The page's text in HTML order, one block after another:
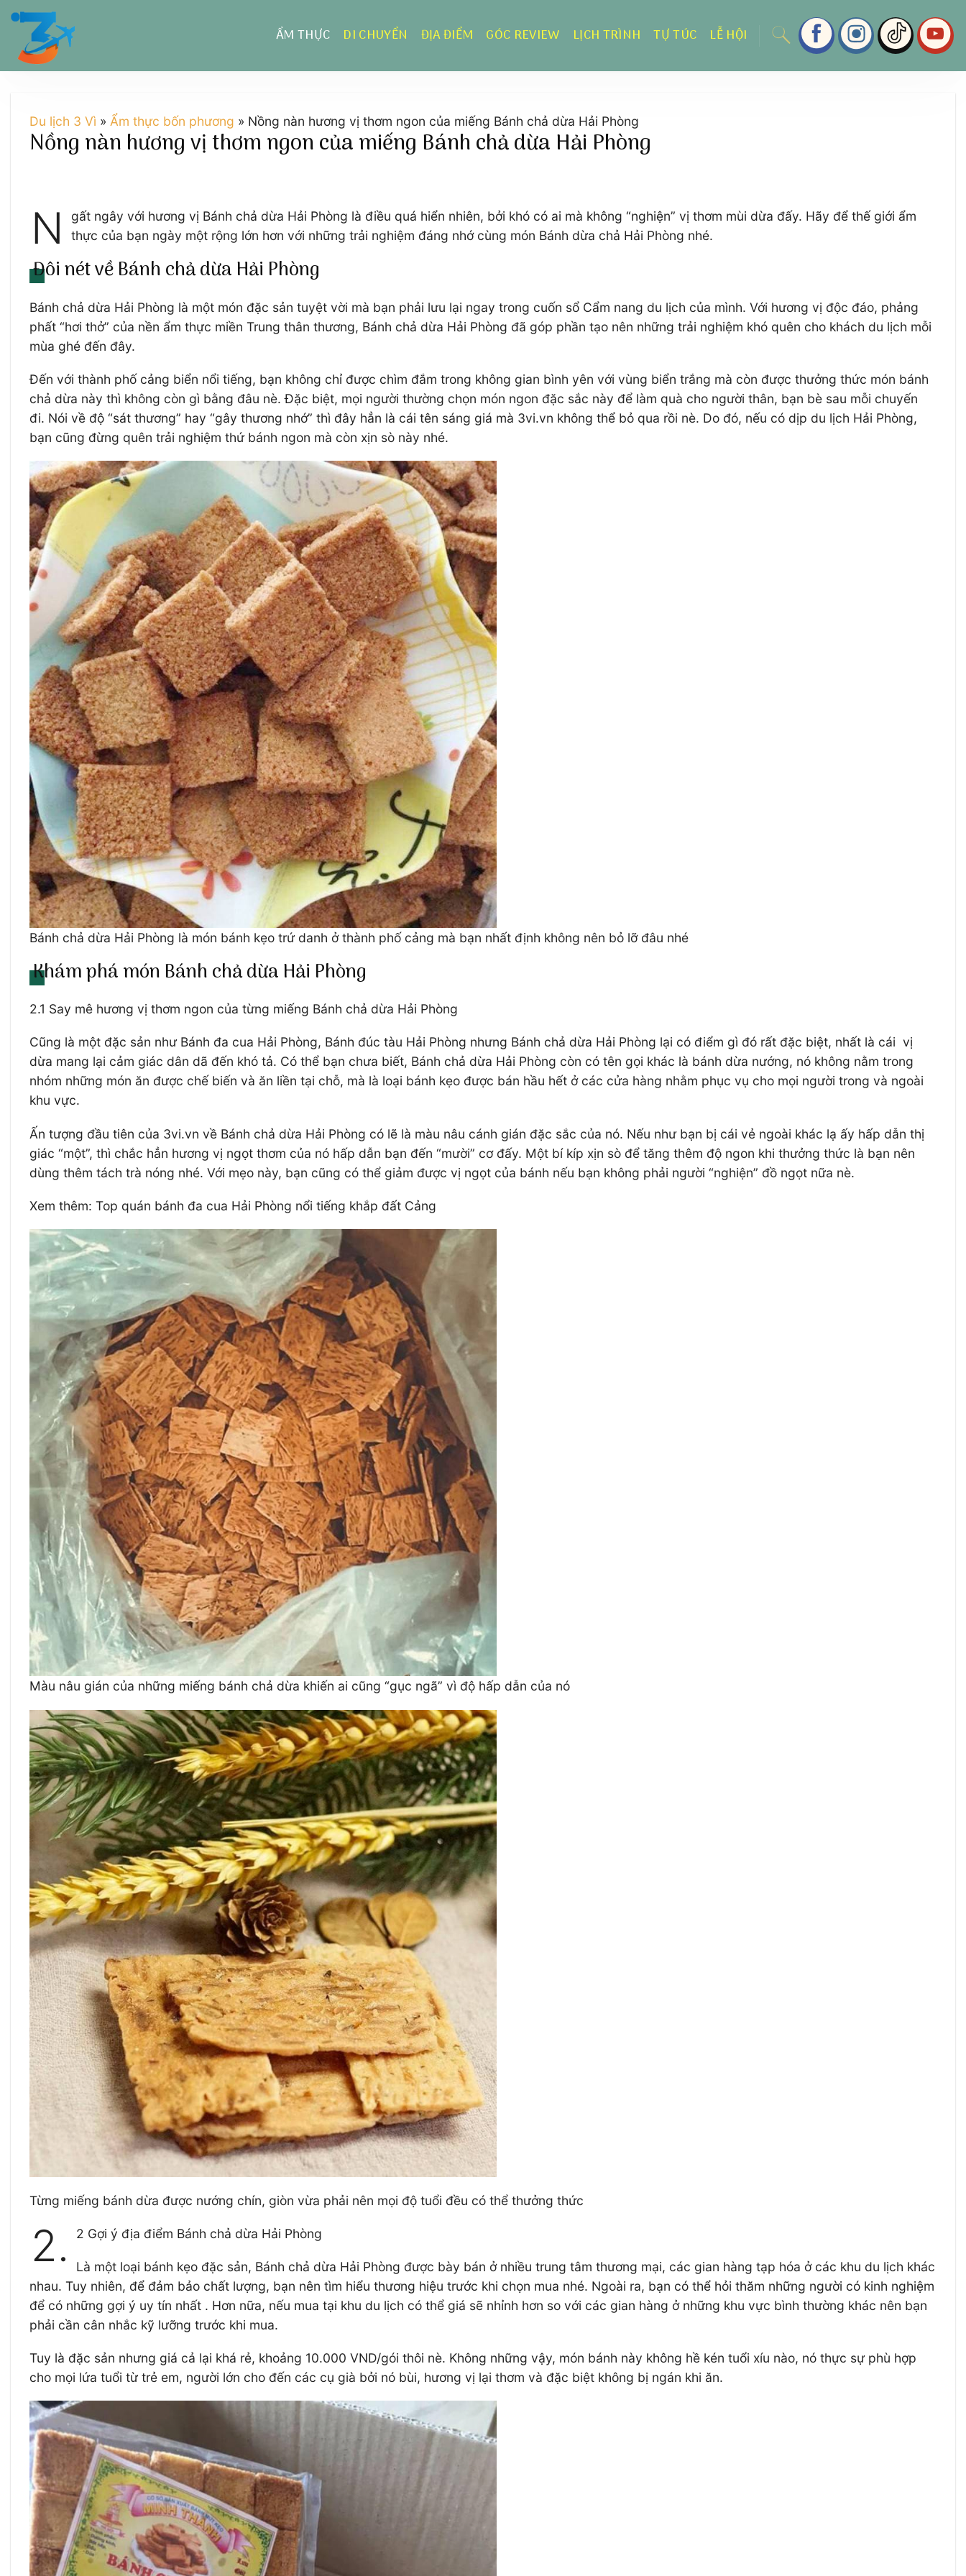
Chuyển
dung
ẨM THỰC DI CHUYỂN ĐỊA ĐIỂM GÓC REVIEW LỊCH TRÌNH TỰ TÚC LỄ HỘI
Du lịch 3 Vì » Ẩm thực bốn phương » Nồng nàn hương vị thơm ngon của miếng Bánh chả dừa Hải Phòng
Nồng nàn hương vị thơm ngon của miếng Bánh chả dừa Hải Phòng
N
gất ngây với hương vị Bánh chả dừa Hải Phòng là điều quá hiển nhiên, bởi khó có ai mà không “nghiện” vị thơm mùi dừa đấy. Hãy để thế giới ẩm
thực của bạn ngày một rộng lớn hơn với những trải nghiệm đáng nhớ cùng món Bánh dừa chả Hải Phòng nhé.
Đôi nét về Bánh chả dừa Hải Phòng
Bánh chả dừa Hải Phòng là một món đặc sản tuyệt vời mà bạn phải lưu lại ngay trong cuốn sổ Cẩm nang du lịch của mình. Với hương vị độc đáo, phảng
phất “hơi thở” của nền ẩm thực miền Trung thân thương, Bánh chả dừa Hải Phòng đã góp phần tạo nên những trải nghiệm khó quên cho khách du lịch mỗi
mùa ghé đến đây.
Đến với thành phố cảng biển nổi tiếng, bạn không chỉ được chìm đắm trong không gian bình yên với vùng biển trắng mà còn được thưởng thức món bánh
chả dừa này thì không còn gì bằng đâu nè. Đặc biệt, mọi người thường chọn món ngon đặc sắc này để làm quà cho người thân, bạn bè sau mỗi chuyến
đi. Nói về độ “sát thương” hay “gây thương nhớ” thì đây hẳn là cái tên sáng giá mà 3vi.vn không thể bỏ qua rồi nè. Do đó, nếu có dịp du lịch Hải Phòng,
bạn cũng đừng quên trải nghiệm thứ bánh ngon mà còn xịn sò này nhé.
Bánh chả dừa Hải Phòng là món bánh kẹo trứ danh ở thành phố cảng mà bạn nhất định không nên bỏ lỡ đâu nhé
Khám phá món Bánh chả dừa Hải Phòng
2.1 Say mê hương vị thơm ngon của từng miếng Bánh chả dừa Hải Phòng
Cũng là một đặc sản như Bánh đa cua Hải Phòng, Bánh đúc tàu Hải Phòng nhưng Bánh chả dừa Hải Phòng lại có điểm gì đó rất đặc biệt, nhất là cái vị
dừa mang lại cảm giác dân dã đến khó tả. Có thể bạn chưa biết, Bánh chả dừa Hải Phòng còn có tên gọi khác là bánh dừa nướng, nó không nằm trong
nhóm những món ăn được chế biến và ăn liền tại chỗ, mà là loại bánh kẹo được bán hầu hết ở các cửa hàng nhằm phục vụ cho mọi người trong và ngoài
khu vực.
Ấn tượng đầu tiên của 3vi.vn về Bánh chả dừa Hải Phòng có lẽ là màu nâu cánh gián đặc sắc của nó. Nếu như bạn bị cái vẻ ngoài khác lạ ấy hấp dẫn thị
giác “một”, thì chắc hẳn hương vị ngọt thơm của nó hấp dẫn bạn đến “mười” cơ đấy. Một bí kíp xịn sò để tăng thêm độ ngon khi thưởng thức là bạn nên
dùng thêm tách trà nóng nhé. Với mẹo này, bạn cũng có thể giảm được vị ngọt của bánh nếu bạn không phải người “nghiện” đồ ngọt nữa nè.
Xem thêm: Top quán bánh đa cua Hải Phòng nổi tiếng khắp đất Cảng
Màu nâu gián của những miếng bánh chả dừa khiến ai cũng “gục ngã” vì độ hấp dẫn của nó
Từng miếng bánh dừa được nướng chín, giòn vừa phải nên mọi độ tuổi đều có thể thưởng thức
2. 2 Gợi ý địa điểm Bánh chả dừa Hải Phòng
Là một loại bánh kẹo đặc sản, Bánh chả dừa Hải Phòng được bày bán ở nhiều trung tâm thương mại, các gian hàng tạp hóa ở các khu du lịch khác
nhau. Tuy nhiên, để đảm bảo chất lượng, bạn nên tìm hiểu thương hiệu trước khi chọn mua nhé. Ngoài ra, bạn có thể hỏi thăm những người có kinh nghiệm
để có những gợi ý uy tín nhất . Hơn nữa, nếu mua tại khu du lịch có thể giá sẽ nhỉnh hơn so với các gian hàng ở những khu vực bình thường khác nên bạn
phải cần cân nhắc kỹ lưỡng trước khi mua.
Tuy là đặc sản nhưng giá cả lại khá rẻ, khoảng 10.000 VND/gói thôi nè. Không những vậy, món bánh này không hề kén tuổi xíu nào, nó thực sự phù hợp
cho mọi lứa tuổi từ trẻ em, người lớn cho đến các cụ già bởi nó bùi, hương vị lại thơm và đặc biệt không bị ngán khi ăn.